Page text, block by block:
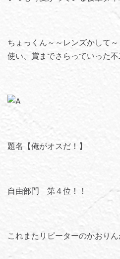
ちょっくん～～レンズかして
使い、賞までさらっていった
題名【俺がオスだ！】
自由部門 第４位！！
これまたリピーターのかおりん